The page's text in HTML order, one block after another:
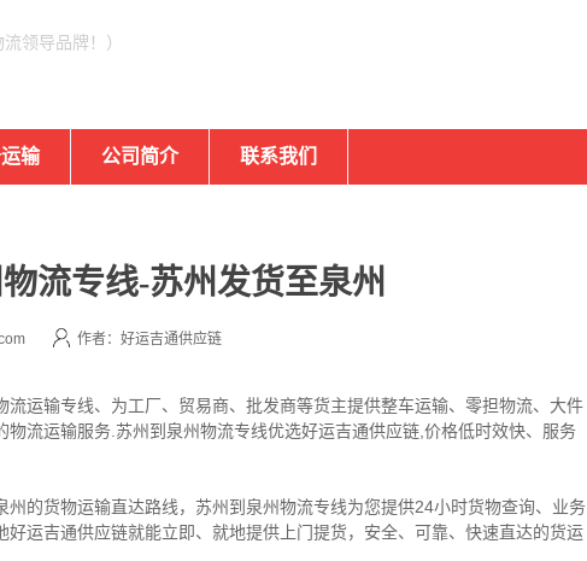
领导品牌！）
输 公司简介 联系我们
流专线-苏州发货至泉州
作者：好运吉通供应链
运输专线、为工厂、贸易商、批发商等货主提供整车运输、零担物流、大件
流运输服务.苏州到泉州物流专线优选好运吉通供应链,价格低时效快、服务
州的货物运输直达路线，苏州到泉州物流专线为您提供24小时货物查询、业务
运吉通供应链就能立即、就地提供上门提货，安全、可靠、快速直达的货运